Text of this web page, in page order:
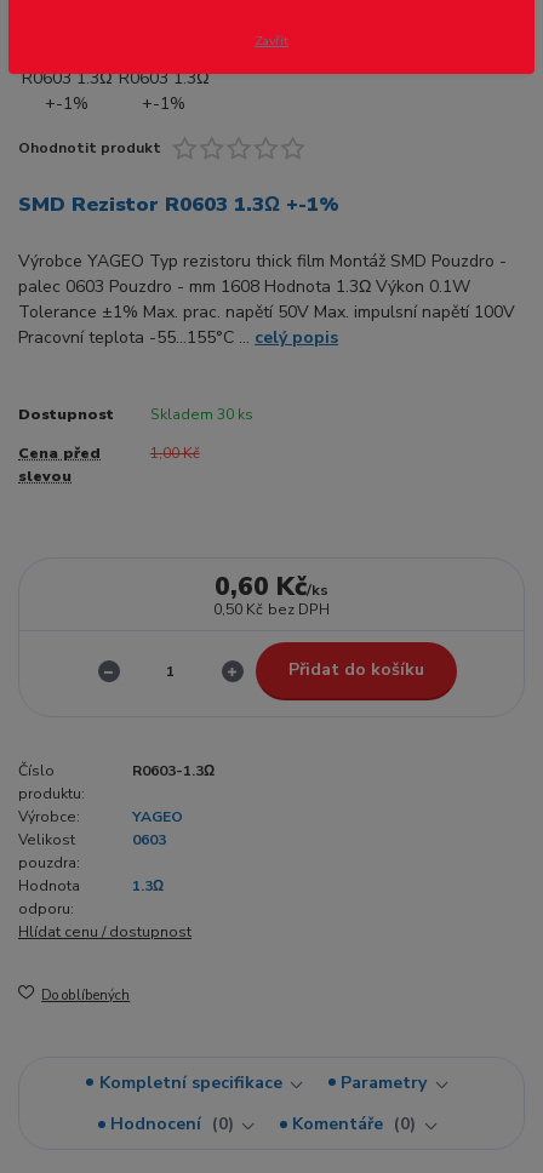
Ohodnotit produkt
SMD Rezistor R0603 1.3Ω +-1%
Výrobce YAGEO Typ rezistoru thick film Montáž SMD Pouzdro -
palec 0603 Pouzdro - mm 1608 Hodnota 1.3Ω Výkon 0.1W
Tolerance ±1% Max. prac. napětí 50V Max. impulsní napětí 100V
Pracovní teplota -55...155°C ... celý popis
Dostupnost Skladem 30 ks
Cena před
slevou
1,00 Kč
0,60 Kč/ks
0,50 Kč bez DPH
Přidat do košíku
Číslo
produktu:
R0603-1.3Ω
Výrobce:
YAGEO
Velikost
pouzdra:
0603
Hodnota
odporu:
1.3Ω
Hlídat cenu / dostupnost
Do oblíbených
Kompletní specifikace
Parametry
Hodnocení
0 Komentáře 0
Zavřít